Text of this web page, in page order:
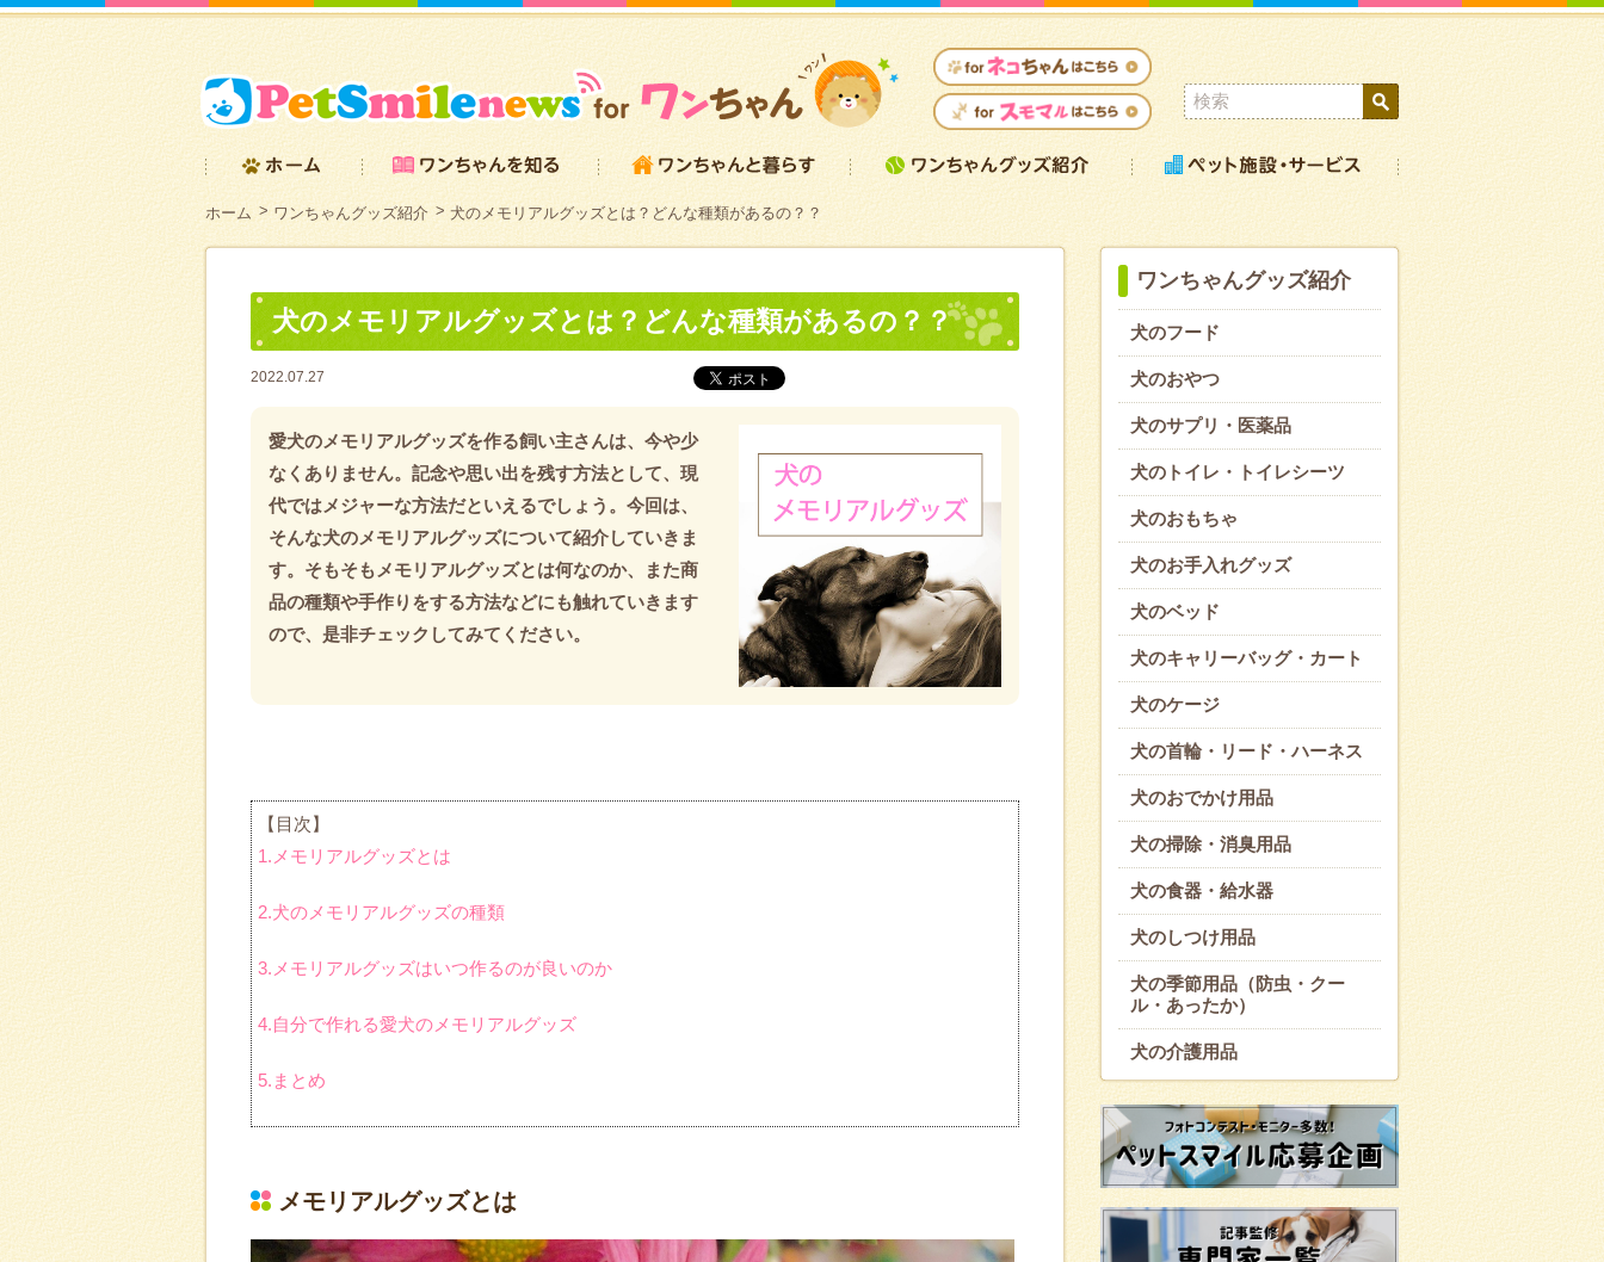
ホーム ワンちゃんグッズ紹介 犬のメモリアルグッズとは？どんな種類があるの？？
犬のメモリアルグッズとは？どんな種類があるの？？
2022.07.27
愛犬のメモリアルグッズを作る飼い主さんは、今や少
なくありません。記念や思い出を残す方法として、現
代ではメジャーな方法だといえるでしょう。今回は、
そんな犬のメモリアルグッズについて紹介していきま
す。そもそもメモリアルグッズとは何なのか、また商
品の種類や手作りをする方法などにも触れていきます
ので、是非チェックしてみてください。
【目次】
1.メモリアルグッズとは
2.犬のメモリアルグッズの種類
3.メモリアルグッズはいつ作るのが良いのか
4.自分で作れる愛犬のメモリアルグッズ
5.まとめ
メモリアルグッズとは
ワンちゃんグッズ紹介
犬のフード
犬のおやつ
犬のサプリ・医薬品
犬のトイレ・トイレシーツ
犬のおもちゃ
犬のお手入れグッズ
犬のベッド
犬のキャリーバッグ・カート
犬のケージ
犬の首輪・リード・ハーネス
犬のおでかけ用品
犬の掃除・消臭用品
犬の食器・給水器
犬のしつけ用品
犬の季節用品（防虫・クー
ル・あったか）
犬の介護用品